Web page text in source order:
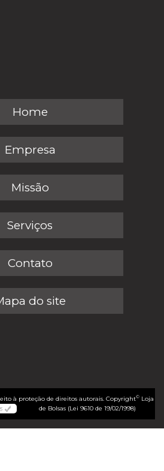
Home
Empresa
Missão
Serviços
Contato
do site
à proteção de direitos autorais. Copyright©Loja
de Bolsas (Lei 9610 de 19/02/1998)